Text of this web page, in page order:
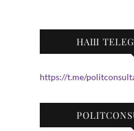
НАШ
https://t.me/